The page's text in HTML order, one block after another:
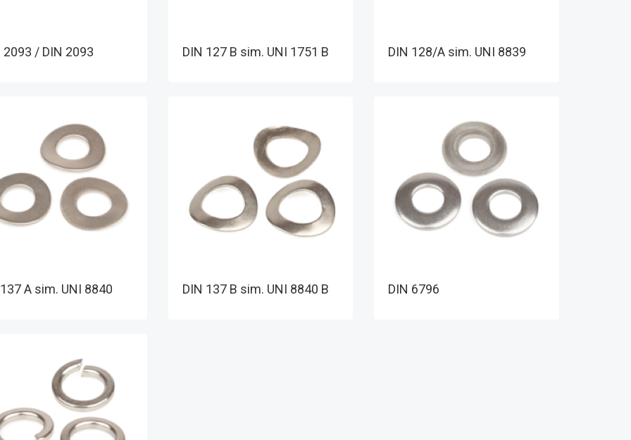
2093 / DIN 2093 DIN 127 B sim. UNI 1751 B DIN 128/A sim. UNI 8839
A sim. UNI 8840 DIN 137 B sim. UNI 8840 B DIN 6796